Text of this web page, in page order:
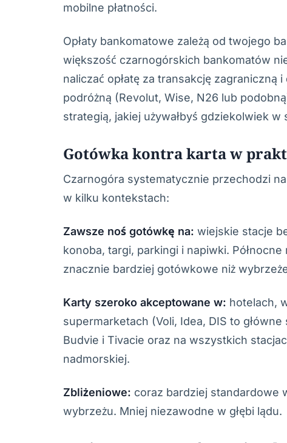
mobilne płatności.
Opłaty bankomatowe zależą od twojego
większość czarnogórskich bankomatów
naliczać opłatę za transakcję zagraniczną
podróżną (Revolut, Wise, N26 lub
strategią, jakiej używałbyś gdziekolwiek w
Gotówka kontra karta w
Czarnogóra systematycznie przechodzi
w kilku kontekstach:
Zawsze noś gotówkę na: wiejskie stacje
konoba, targi, parkingi i napiwki.
znacznie bardziej gotówkowe niż
Karty szeroko akceptowane w: hotelach,
supermarketach (Voli, Idea, DIS to
Budvie i Tivacie oraz na wszystkich
nadmorskiej.
Zbliżeniowe: coraz bardziej standardowe
wybrzeżu. Mniej niezawodne w głębi lądu.